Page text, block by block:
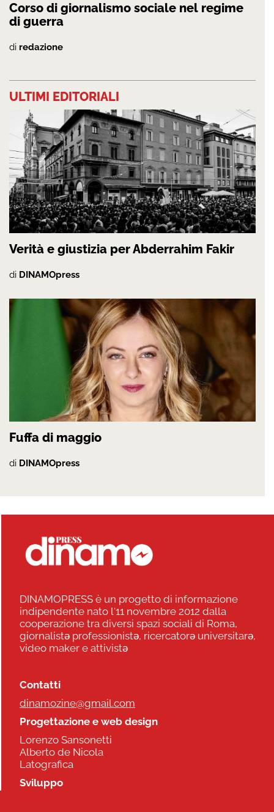
Corso di giornalismo sociale nel regime
di guerra
di redazione
ULTIMI EDITORIALI
Verità e giustizia per Abderrahim Fakir
di DINAMOpress
Fuffa di maggio
di DINAMOpress
DINAMOPRESS è un progetto di informazione
indipendente nato l'11 novembre 2012 dalla
cooperazione tra diversi spazi sociali di Roma,
giornalistə professionistə, ricercatorə universitarə,
video maker e attivistə
Contatti
dinamozine@gmail.com
Progettazione e web design
Lorenzo Sansonetti
Alberto de Nicola
Latografica
Sviluppo